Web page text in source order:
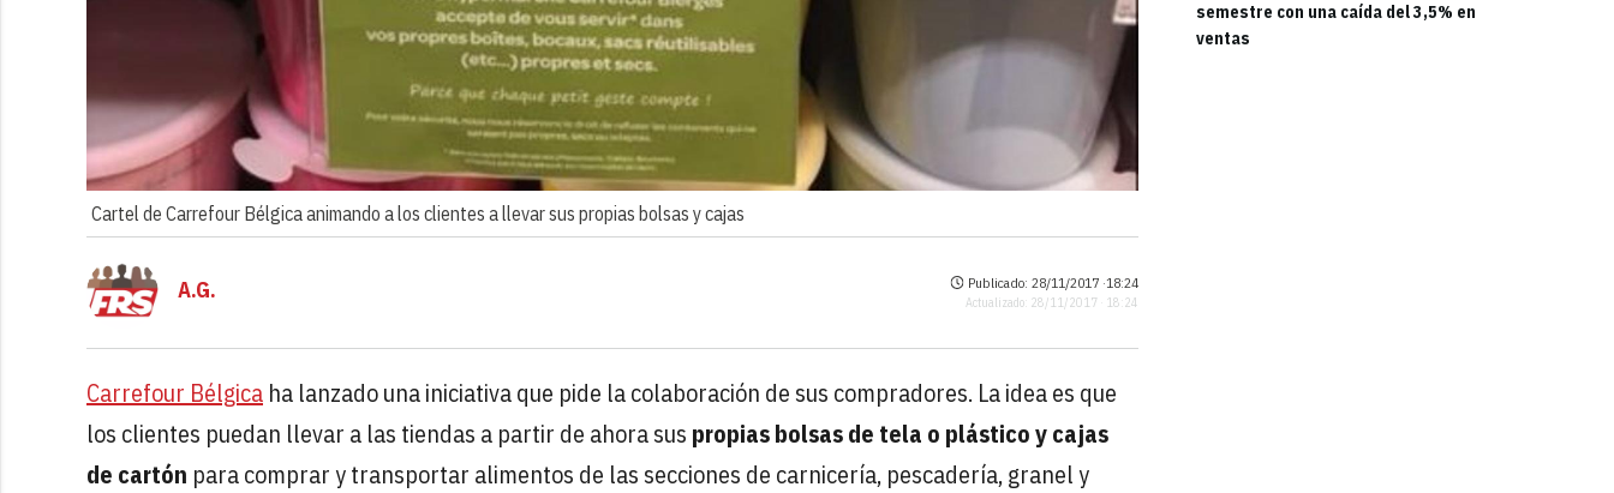
Cartel de Carrefour Bélgica animando a los clientes a llevar sus propias bolsas y cajas
semestre con una caída del 3,5% en
ventas
A.G. Publicado: 28/11/2017 ·18:24
Actualizado: 28/11/2017 · 18:24
Carrefour Bélgica ha lanzado una iniciativa que pide la colaboración de sus compradores. La idea es que
los clientes puedan llevar a las tiendas a partir de ahora sus propias bolsas de tela o plástico y cajas
de cartón para comprar y transportar alimentos de las secciones de carnicería, pescadería, granel y